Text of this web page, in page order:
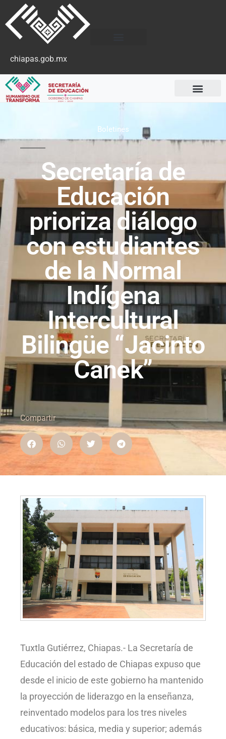
chiapas.gob.mx
Boletines
Secretaría de
Educación
prioriza diálogo
con estudiantes
de la Normal
Indígena
Intercultural
Bilingüe “Jacinto
Canek”
Compartir
Tuxtla Gutiérrez, Chiapas.- La Secretaría de
Educación del estado de Chiapas expuso que
desde el inicio de este gobierno ha mantenido
la proyección de liderazgo en la enseñanza,
reinventado modelos para los tres niveles
educativos: básica, media y superior; además